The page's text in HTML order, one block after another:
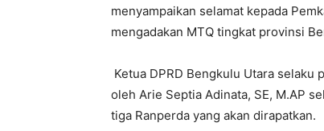
menyampaikan selamat kepada
mengadakan MTQ tingkat provinsi
Ketua DPRD Bengkulu Utara
oleh Arie Septia Adinata, SE, M.AP
tiga Ranperda yang akan dirapatkan.